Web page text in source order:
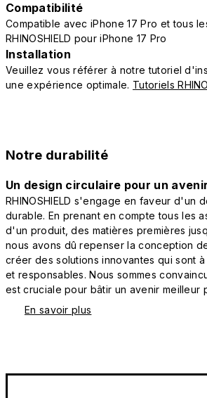
Compatibilité
Compatible avec iPhone 17 Pro et tous
RHINOSHIELD pour iPhone 17 Pro
Installation
Veuillez vous référer à notre tutoriel
une expérience optimale. Tutoriels
Notre durabilité
Un design circulaire pour un
RHINOSHIELD s'engage en faveur d'un
durable. En prenant en compte tous les
d'un produit, des matières premières
nous avons dû repenser la conception
créer des solutions innovantes qui sont
et responsables. Nous sommes
est cruciale pour bâtir un avenir meilleur
En savoir plus